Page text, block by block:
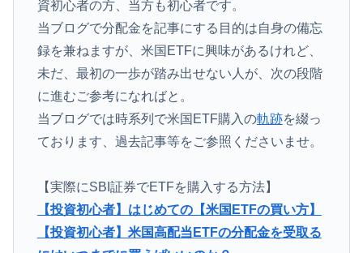
資初心者の方、当方も初心者です。
当ブログで分配金を記事にする目的は自身の備忘
録を兼ねますが、米国ETFに興味があるけれど、
未だ、最初の一歩が踏み出せない人が、次の段階
に進むご参考になればと。
当ブログでは時系列で米国ETF購入の軌跡を綴っ
ております、過去記事等をご参照くださいませ。
【実際にSBI証券でETFを購入する方法】
【投資初心者】はじめての【米国ETFの買い方】
【投資初心者】米国高配当ETFの分配金を受取る